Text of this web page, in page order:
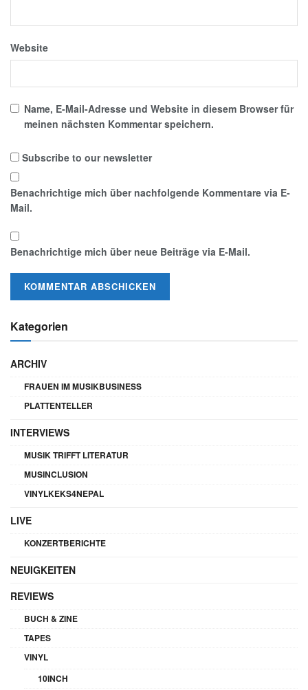
Website
Name, E-Mail-Adresse und Website in diesem Browser für
meinen nächsten Kommentar speichern.
Subscribe to our newsletter
Benachrichtige mich über nachfolgende Kommentare via E-
Mail.
Benachrichtige mich über neue Beiträge via E-Mail.
Kategorien
ARCHIV
FRAUEN IM MUSIKBUSINESS
PLATTENTELLER
INTERVIEWS
MUSIK TRIFFT LITERATUR
MUSINCLUSION
VINYLKEKS4NEPAL
LIVE
KONZERTBERICHTE
NEUIGKEITEN
REVIEWS
BUCH & ZINE
TAPES
VINYL
10INCH